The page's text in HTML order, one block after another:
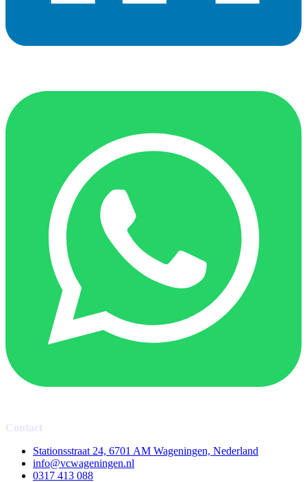
Contact
Stationsstraat 24, 6701 AM Wageningen, Nederland
info@vcwageningen.nl
0317 413 088